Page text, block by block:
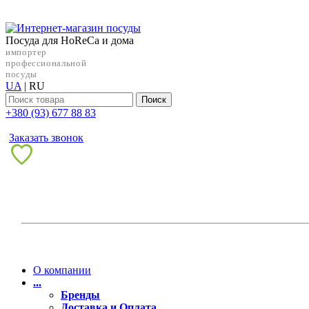
Посуда для HoReCa и дома
импортер
профессиональной
посуды
UA | RU
Поиск
+38‎0 (93) 677 88 83
Заказать звонок
О компании
...
Бренды